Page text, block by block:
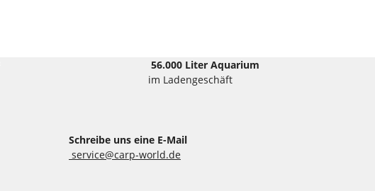
56.000 Liter Aquarium
im Ladengeschäft
Schreibe uns eine E-Mail
service@carp-world.de